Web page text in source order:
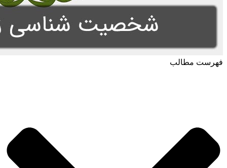
فهرست مطالب